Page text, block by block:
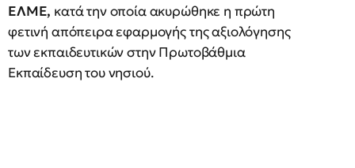
ΕΛΜΕ, κατά την οποία ακυρώθηκε η πρώτη
φετινή απόπειρα εφαρμογής της αξιολόγησης
των εκπαιδευτικών στην Πρωτοβάθμια
Εκπαίδευση του νησιού.